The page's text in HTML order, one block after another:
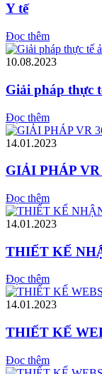
Y tế
Đọc thêm
10.08.2023
Giải pháp thực
Đọc thêm
14.01.2023
GIẢI PHÁP VR
Đọc thêm
14.01.2023
THIẾT KẾ
Đọc thêm
14.01.2023
THIẾT KẾ
Đọc thêm